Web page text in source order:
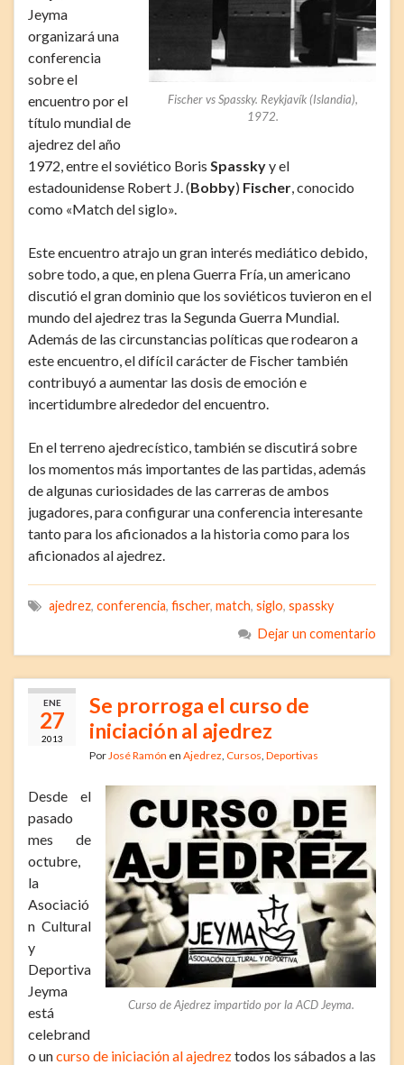
Fischer vs Spassky. Reykjavík (Islandia),
1972.
Jeyma
organizará una
conferencia
sobre el
encuentro por el
título mundial de
ajedrez del año
1972, entre el soviético Boris Spasskyy el
estadounidense Robert J. (Bobby) Fischer , conocido
como «Match del siglo».
Este encuentro atrajo un gran interés mediático debido,
sobre todo, a que, en plena Guerra Fría, un americano
discutió el gran dominio que los soviéticos tuvieron en el
mundo del ajedrez tras la Segunda Guerra Mundial.
Además de las circunstancias políticas que rodearon a
este encuentro, el difícil carácter de Fischer también
contribuyó a aumentar las dosis de emoción e
incertidumbre alrededor del encuentro.
En el terreno ajedrecístico, también se discutirá sobre
los momentos más importantes de las partidas, además
de algunas curiosidades de las carreras de ambos
jugadores, para configurar una conferencia interesante
tanto para los aficionados a la historia como para los
aficionados al ajedrez.
ajedrez, conferencia, fischer, match, siglo, spassky
Dejar un comentario
ENE
27
2013
Se prorroga el curso de
iniciación al ajedrez
Por José Ramón en Ajedrez Cursos Deportivas
Curso de Ajedrez impartido por la ACD Jeyma.
Desde el
pasado
mes de
octubre,
la
Asociació
n Cultural
y
Deportiva
Jeyma
está
celebrand
o uncurso de iniciación al ajedreztodos los sábados a las